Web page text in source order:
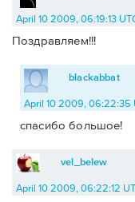
April 10 2009, 06:19:13
Поздравляем!!!
blackabbat
April 10 2009, 06:22:35
спасибо большое!
vel_belew
April 10 2009, 06:22:12